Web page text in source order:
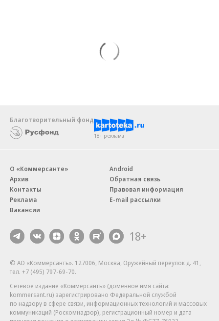
Благотворительный фонд
18+ реклама
О «Коммерсанте»
Архив
Контакты
Реклама
Вакансии
Android
Обратная связь
Правовая информация
E-mail рассылки
18+
© АО «Коммерсантъ». 127006, Москва, Оружейный переулок д. 41,
тел. +7 (495) 797-69-70.
Сетевое издание «Коммерсантъ» (доменное имя сайта:
kommersant.ru) зарегистрировано Федеральной службой
по надзору в сфере связи, информационных технологий и массовых
коммуникаций (Роскомнадзор), регистрационный номер и дата